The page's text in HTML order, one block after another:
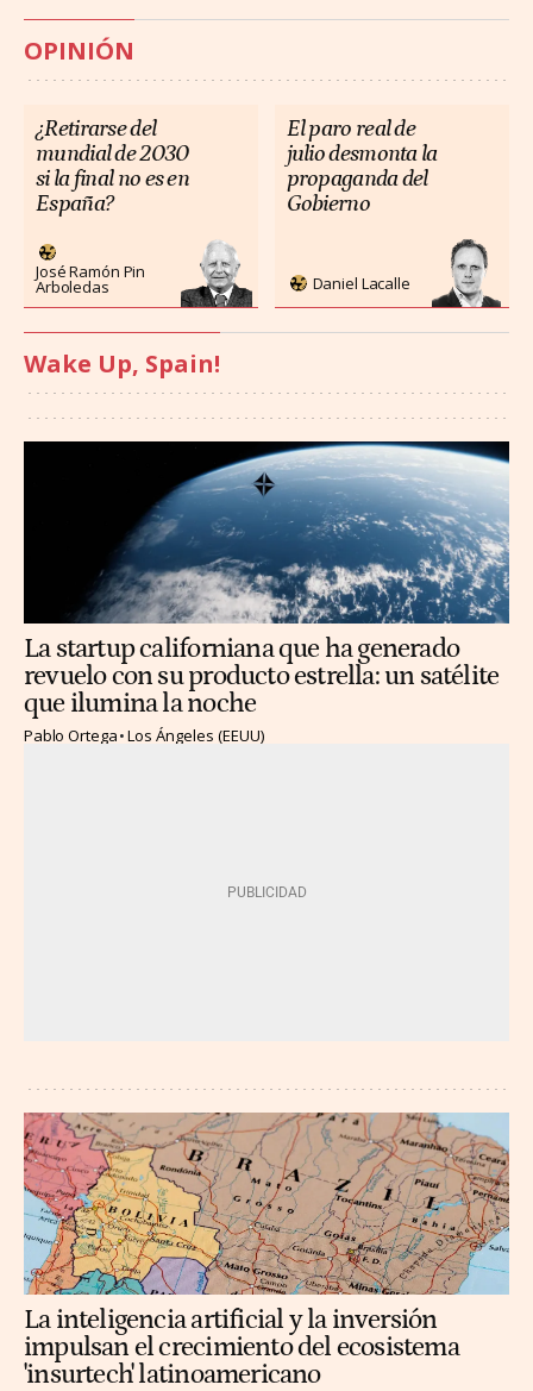
OPINIÓN
¿Retirarse del
mundial de 2030
si la final no es en
España?
José Ramón Pin
Arboledas
El paro real de
julio desmonta la
propaganda del
Gobierno
Daniel Lacalle
Wake Up, Spain!
La startup californiana que ha generado
revuelo con su producto estrella: un satélite
que ilumina la noche
Pablo Ortega Los Ángeles (EEUU)
La inteligencia artificial y la inversión
impulsan el crecimiento del ecosistema
'insurtech' latinoamericano